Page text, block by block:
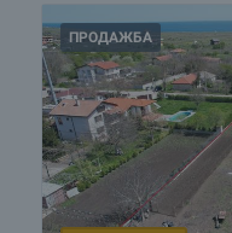
ПРОДАЖБА